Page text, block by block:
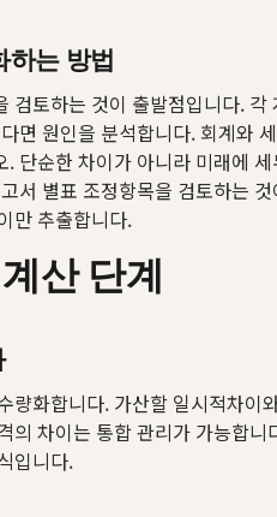
하는 방법
검토하는 것이 출발점입니다.
면 원인을 분석합니다. 회계와
. 단순한 차이가 아니라 미래에
서 별표 조정항목을 검토하는
만 추출합니다.
산 단계
량화합니다. 가산할 일시적차이
의 차이는 통합 관리가 가능합
입니다.